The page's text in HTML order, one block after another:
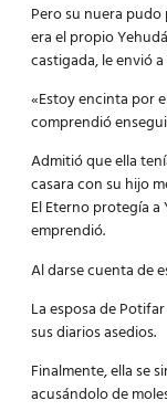
Pero su nuera
era el propio
castigada, le envió
«Estoy encinta por
comprendió
Admitió que ella
casara con su hijo
El Eterno protegía
emprendió.
Al darse cuenta de
La esposa de
sus diarios asedios.
Finalmente, ella se
acusándolo de